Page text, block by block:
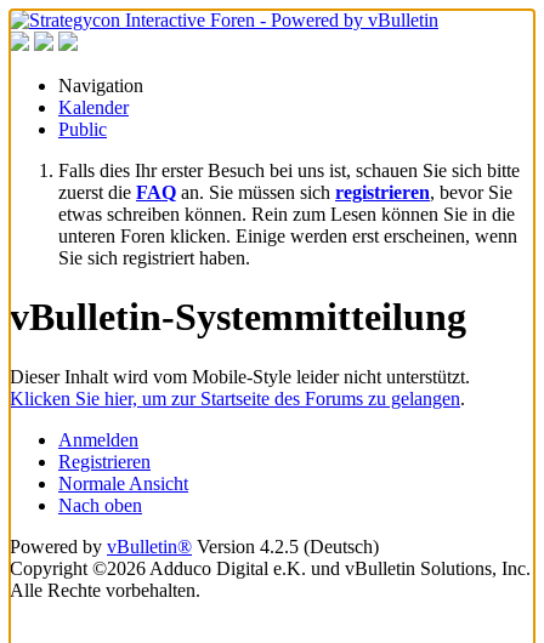
Navigation
Kalender
Public
Falls dies Ihr erster Besuch bei uns ist, schauen Sie sich bitte
zuerst die FAQ an. Sie müssen sich registrieren, bevor Sie
etwas schreiben können. Rein zum Lesen können Sie in die
unteren Foren klicken. Einige werden erst erscheinen, wenn
Sie sich registriert haben.
vBulletin-Systemmitteilung
Dieser Inhalt wird vom Mobile-Style leider nicht unterstützt.
Klicken Sie hier, um zur Startseite des Forums zu gelangen.
Anmelden
Registrieren
Normale Ansicht
Nach oben
Powered by vBulletin® Version 4.2.5 (Deutsch)
Copyright ©2026 Adduco Digital e.K. und vBulletin Solutions, Inc.
Alle Rechte vorbehalten.